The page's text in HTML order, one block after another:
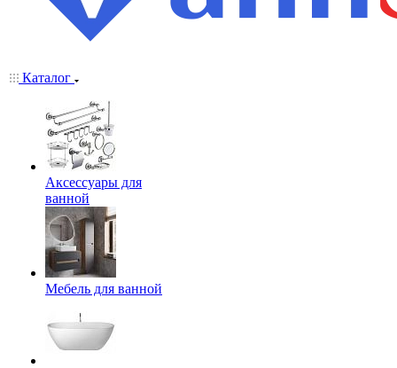
Каталог
Аксессуары для
ванной
Мебель для ванной